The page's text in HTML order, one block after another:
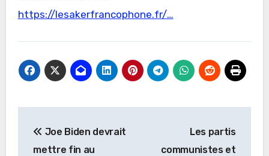
https://lesakerfrancophone.fr/…
de
Joe Biden devrait
mettre fin au
Les partis
communistes et